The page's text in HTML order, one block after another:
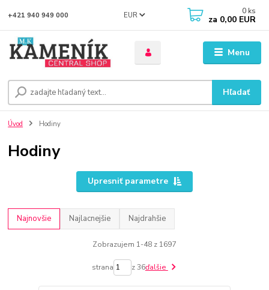
Menu
EUR
Hľadať
+421 940 949 000 0 ks
za 0,00 EUR
Úvod Hodiny
Hodiny
Upresniť parametre
Najnovšie Najlacnejšie Najdrahšie
Zobrazujem 1-48 z 1697
strana z 36ďalšie